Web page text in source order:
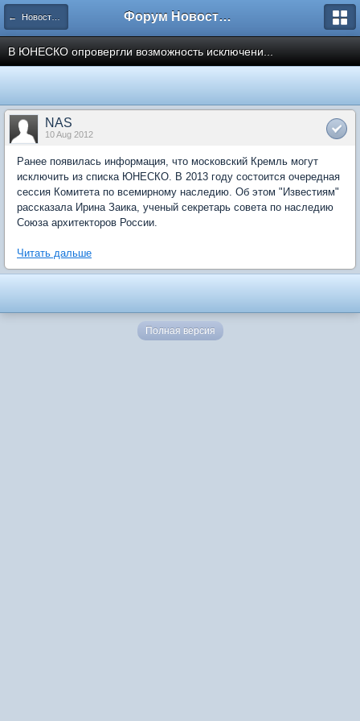
← Новости рынка недвижимости Форум Новостройки
В ЮНЕСКО опровергли возможность исключени...
NAS
10 Aug 2012
Ранее появилась информация, что московский Кремль могут
исключить из списка ЮНЕСКО. В 2013 году состоится очередная
сессия Комитета по всемирному наследию. Об этом "Известиям"
рассказала Ирина Заика, ученый секретарь совета по наследию
Союза архитекторов России.
Читать дальше
Полная версия